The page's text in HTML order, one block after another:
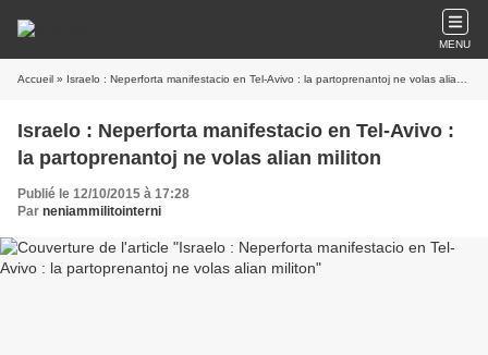
MENU
Accueil » Israelo : Neperforta manifestacio en Tel-Avivo : la partoprenantoj ne volas alian militon
Israelo : Neperforta manifestacio en Tel-Avivo :
la partoprenantoj ne volas alian militon
Publié le 12/10/2015 à 17:28
Par neniammilitointerni